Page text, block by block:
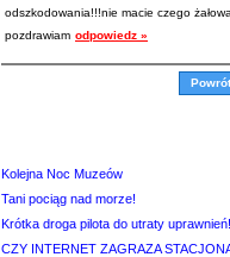
odszkodowania!!!nie macie czego
pozdrawiam odpowiedz »
Kolejna Noc Muzeów
Tani pociąg nad morze!
Krótka droga pilota do utraty uprawnień!
CZY INTERNET ZAGRAZA